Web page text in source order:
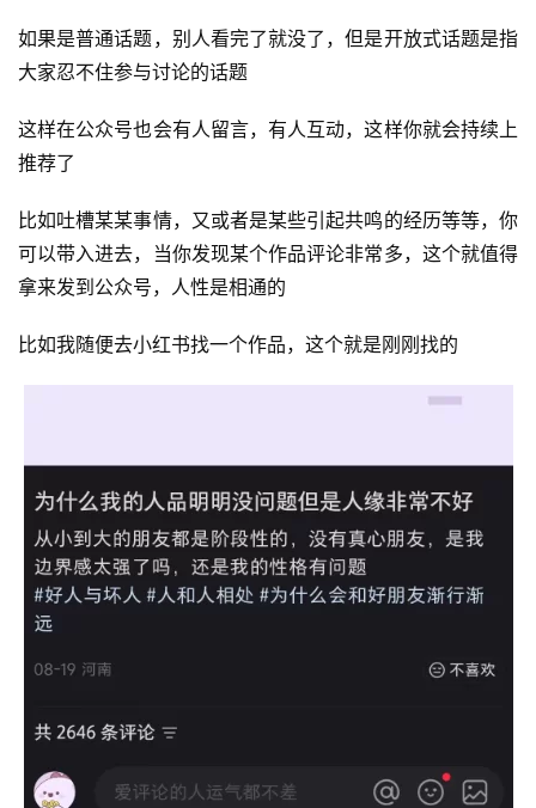
南
营
百
科
创
业
资
源
区
登录 注册
如果是普通话题，别人看完了就没了，但是开放式话题是指
大家忍不住参与讨论的话题
这样在公众号也会有人留言，有人互动，这样你就会持续上
推荐了
比如吐槽某某事情，又或者是某些引起共鸣的经历等等，你
可以带入进去，当你发现某个作品评论非常多，这个就值得
拿来发到公众号，人性是相通的
比如我随便去小红书找一个作品，这个就是刚刚找的